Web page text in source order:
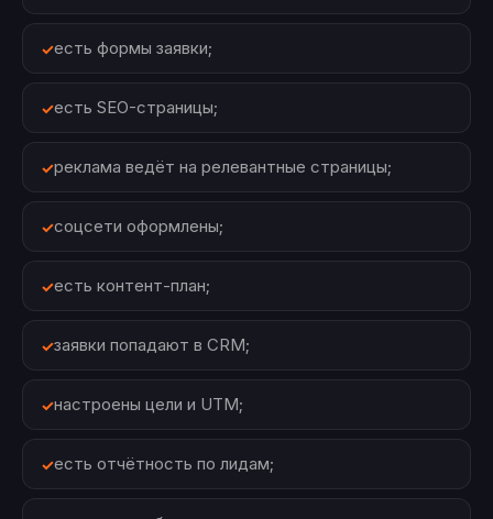
есть формы заявки;
есть SEO-страницы;
реклама ведёт на релевантные страницы;
соцсети оформлены;
есть контент-план;
заявки попадают в CRM;
настроены цели и UTM;
есть отчётность по лидам;